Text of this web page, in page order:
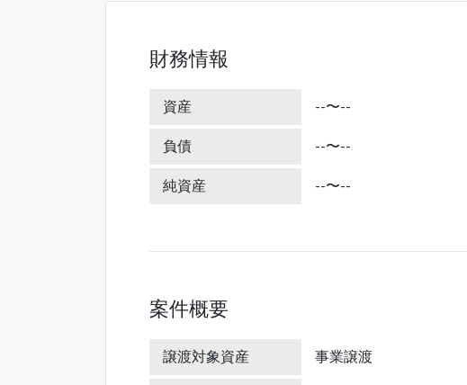
財務情報
資産 --〜--
負債 --〜--
純資産 --〜--
案件概要
譲渡対象資産 事業譲渡